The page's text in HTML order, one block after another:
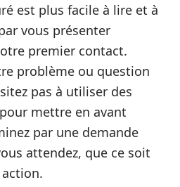
est plus facile à lire et à
vous présenter
premier contact.
problème ou question
pas à utiliser des
pour mettre en avant
par une demande
attendez, que ce soit